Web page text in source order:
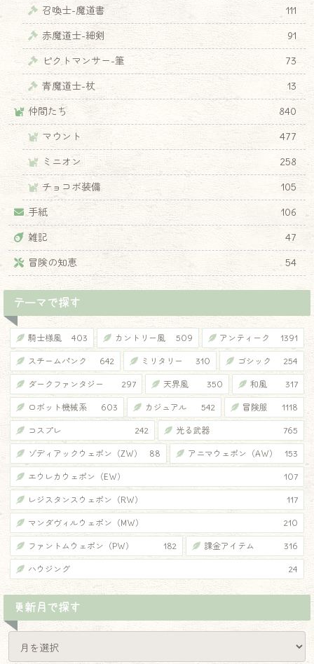
召喚士-魔道書
111
赤魔道士-細剣
91
ピクトマンサー-筆
73
青魔道士-杖
13
仲間たち
840
マウント
477
ミニオン
258
チョコボ装備
105
手紙
106
雑記
47
冒険の知恵
54
テーマで探す
騎士様風 403 カントリー風 509 アンティーク 1391
スチームパンク 642 ミリタリー 310 ゴシック 254
ダークファンタジー 297 天界風 350 和風 317
ロボット機械系 603 カジュアル 542 冒険服 1118
コスプレ 242 光る武器 765
ゾディアックウェポン（ZW） 88 アニマウェポン（AW） 153
エウレカウェポン（EW） 107
レジスタンスウェポン（RW） 117
マンダヴィルウェポン（MW） 210
ファントムウェポン（PW） 182 課金アイテム 316
ハウジング 24
更新月で探す